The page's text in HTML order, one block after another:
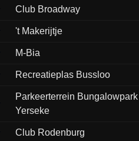
Club Broadway
't Makerijtje
M-Bia
Recreatieplas Bussloo
Parkeerterrein Bungalowpark
Yerseke
Club Rodenburg